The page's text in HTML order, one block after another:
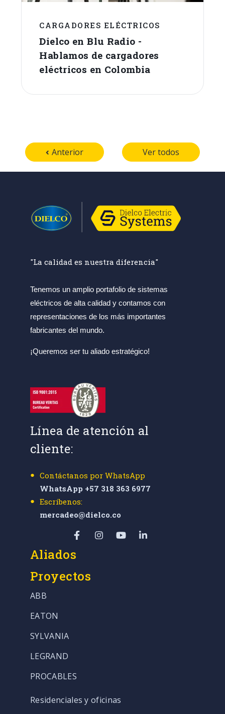
CARGADORES ELÉCTRICOS
Dielco en Blu Radio -
Hablamos de cargadores
eléctricos en Colombia
Anterior Ver todos
"La calidad es nuestra diferencia"
Tenemos un amplio portafolio de sistemas
eléctricos de alta calidad y contamos con
representaciones de los más importantes
fabricantes del mundo.
¡Queremos ser tu aliado estratégico!
Línea de atención al
cliente:
Contáctanos por WhatsApp
WhatsApp +57 318 363 6977
Escríbenos:
mercadeo@dielco.co
Aliados
Proyectos
ABB
EATON
SYLVANIA
LEGRAND
PROCABLES
Residenciales y oficinas